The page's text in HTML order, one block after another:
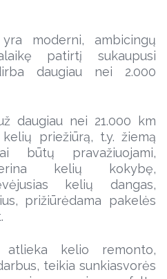
moderni, ambicingų
patirtį sukaupusi
daugiau nei 2.000
daugiau nei 21.000 km
priežiūrą, t.y. žiemą
būtų pravažiuojami,
kelių kokybę,
kelių dangas,
prižiūrėdama pakelės
kelio remonto,
teikia sunkiasvorės